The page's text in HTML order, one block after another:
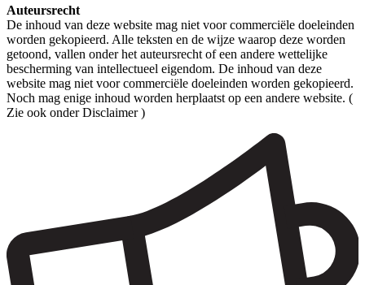
Auteursrecht
De inhoud van deze website mag niet voor commerciële doeleinden
worden gekopieerd. Alle teksten en de wijze waarop deze worden
getoond, vallen onder het auteursrecht of een andere wettelijke
bescherming van intellectueel eigendom. De inhoud van deze
website mag niet voor commerciële doeleinden worden gekopieerd.
Noch mag enige inhoud worden herplaatst op een andere website. (
Zie ook onder Disclaimer )